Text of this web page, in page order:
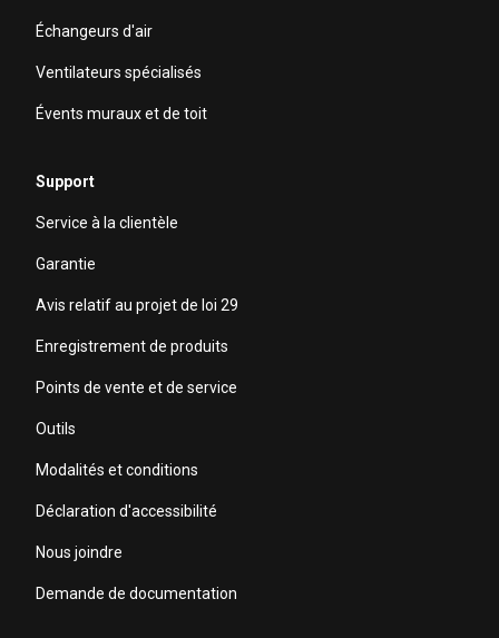
Échangeurs d'air
Ventilateurs spécialisés
Évents muraux et de toit
Support
Service à la clientèle
Garantie
Avis relatif au projet de loi 29
Enregistrement de produits
Points de vente et de service
Outils
Modalités et conditions
Déclaration d'accessibilité
Nous joindre
Demande de documentation